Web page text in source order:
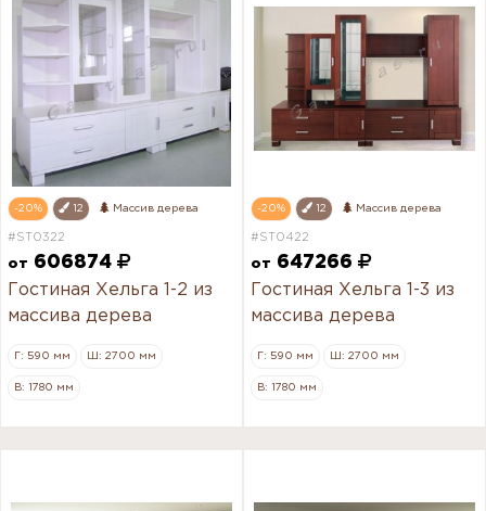
-20% 12 Массив дерева
#ST0322
от
606874
Гостиная Хельга 1-2 из
массива дерева
Г: 590 мм Ш: 2700 мм
В: 1780 мм
-20% 12 Массив дерева
#ST0422
от
647266
Гостиная Хельга 1-3 из
массива дерева
Г: 590 мм Ш: 2700 мм
В: 1780 мм